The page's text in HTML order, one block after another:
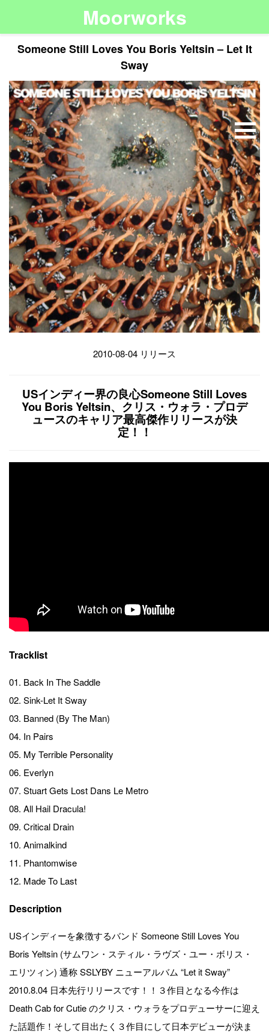
Moorworks
Someone Still Loves You Boris Yeltsin – Let It
Sway
2010-08-04 リリース
USインディー界の良心Someone Still Loves
You Boris Yeltsin、クリス・ウォラ・プロデ
ュースのキャリア最高傑作リリースが決
定！！
Tracklist
01. Back In The Saddle
02. Sink-Let It Sway
03. Banned (By The Man)
04. In Pairs
05. My Terrible Personality
06. Everlyn
07. Stuart Gets Lost Dans Le Metro
08. All Hail Dracula!
09. Critical Drain
10. Animalkind
11. Phantomwise
12. Made To Last
Description
USインディーを象徴するバンド Someone Still Loves You
Boris Yeltsin (サムワン・スティル・ラヴズ・ユー・ボリス・
エリツィン) 通称 SSLYBY ニューアルバム “Let it Sway”
2010.8.04 日本先行リリースです！！３作目となる今作は
Death Cab for Cutie のクリス・ウォラをプロデューサーに迎え
た話題作！そして目出たく３作目にして日本デビューが決ま